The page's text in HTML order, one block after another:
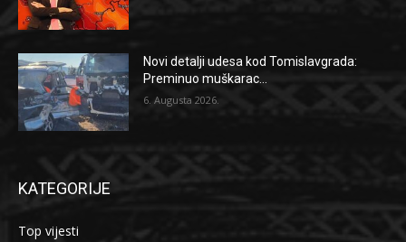
Novi detalji udesa kod Tomislavgrada:
Preminuo muškarac...
6. Augusta 2026.
KATEGORIJE
Top vijesti